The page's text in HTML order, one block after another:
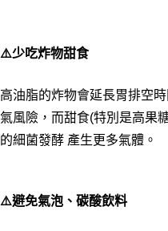
⚠️少吃炸物甜食
高油脂的炸物會延長胃排空
氣風險，而甜食(特別是高果
的細菌發酵 產生更多氣體。
⚠️避免氣泡、碳酸飲料